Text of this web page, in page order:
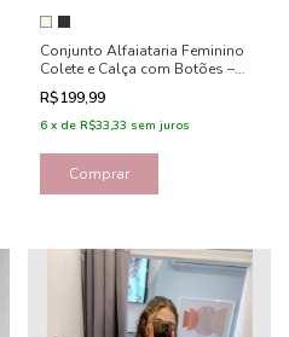
Conjunto Alfaiataria Feminino
Colete e Calça com Botões –
Léia
R$199,99
6 x de R$33,33 sem juros
Comprar